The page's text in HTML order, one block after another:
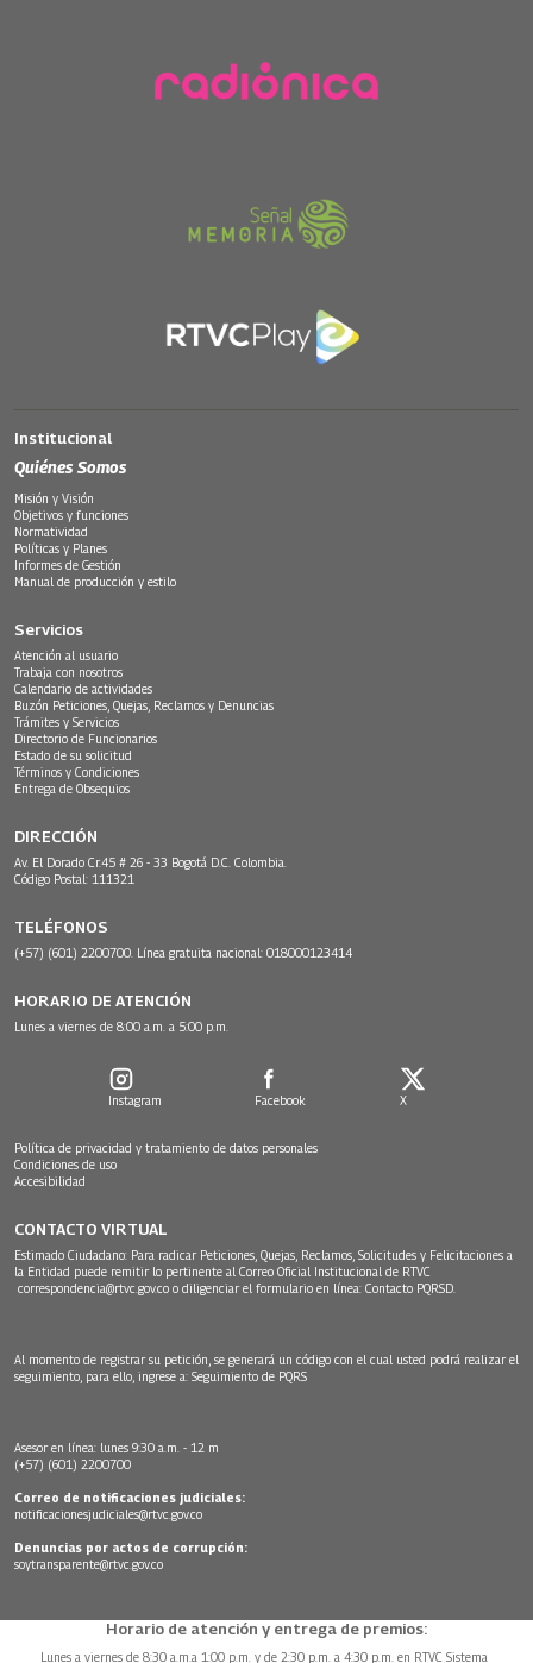
Institucional
Quiénes Somos
Misión y Visión
Objetivos y funciones
Normatividad
Políticas y Planes
Informes de Gestión
Manual de producción y estilo
Servicios
Atención al usuario
Trabaja con nosotros
Calendario de actividades
Buzón Peticiones, Quejas, Reclamos y Denuncias
Trámites y Servicios
Directorio de Funcionarios
Estado de su solicitud
Términos y Condiciones
Entrega de Obsequios
DIRECCIÓN
Av. El Dorado Cr.45 # 26 - 33 Bogotá D.C. Colombia.
Código Postal: 111321
TELÉFONOS
(+57) (601) 2200700. Línea gratuita nacional: 018000123414
HORARIO DE ATENCIÓN
Lunes a viernes de 8:00 a.m. a 5:00 p.m.
Instagram Facebook X
Política de privacidad y tratamiento de datos personales
Condiciones de uso
Accesibilidad
CONTACTO VIRTUAL
Estimado Ciudadano: Para radicar Peticiones, Quejas, Reclamos, Solicitudes y Felicitaciones a
la Entidad puede remitir lo pertinente al Correo Oficial Institucional de RTVC
correspondencia@rtvc.gov.co o diligenciar el formulario en línea: Contacto PQRSD.
Al momento de registrar su petición, se generará un código con el cual usted podrá realizar el
seguimiento, para ello, ingrese a: Seguimiento de PQRS
Asesor en línea: lunes 9:30 a.m. - 12 m
(+57) (601) 2200700
Correo de notificaciones judiciales:
notificacionesjudiciales@rtvc.gov.co
Denuncias por actos de corrupción:
soytransparente@rtvc.gov.co
Horario de atención y entrega de premios:
Lunes a viernes de 8:30 a.m.a 1:00 p.m. y de 2:30 p.m. a 4:30 p.m. en RTVC Sistema